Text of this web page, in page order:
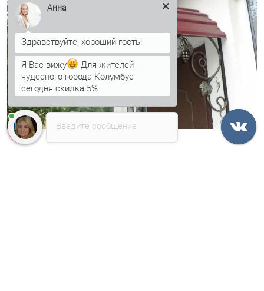
Введите сообщение
Здравствуйте, хороший гость!
Я Вас вижу
Для жителей
чудесного города Колумбус
сегодня скидка 5%
Аннапечатает...